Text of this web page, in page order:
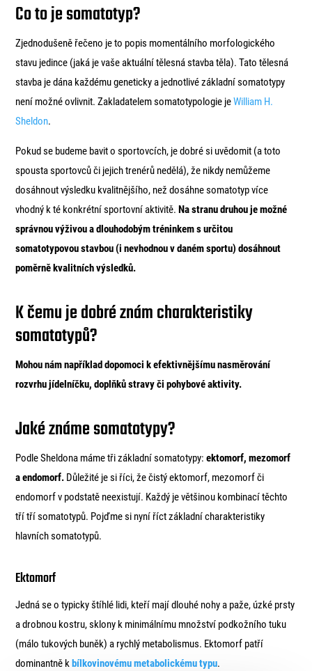
Co to je somatotyp?
Zjednodušeně řečeno je to popis momentálního morfologického
stavu jedince (jaká je vaše aktuální tělesná stavba těla). Tato tělesná
stavba je dána každému geneticky a jednotlivé základní somatotypy
není možné ovlivnit. Zakladatelem somatotypologie jeWilliam H.
Sheldon.
Pokud se budeme bavit o sportovcích, je dobré si uvědomit (a toto
spousta sportovců či jejich trenérů nedělá), že nikdy nemůžeme
dosáhnout výsledku kvalitnějšího, než dosáhne somatotyp více
vhodný k té konkrétní sportovní aktivitě.Na stranu druhou je možné
správnou výživou a dlouhodobým tréninkem s určitou
somatotypovou stavbou (i nevhodnou v daném sportu) dosáhnout
poměrně kvalitních výsledků.
K čemu je dobré znám charakteristiky
somatotypů?
Mohou nám například dopomoci k efektivnějšímu nasměrování
rozvrhu jídelníčku, doplňků stravy či pohybové aktivity.
Jaké známe somatotypy?
Podle Sheldona máme tři základní somatotypy:ektomorf, mezomorf
a endomorf. Důležité je si říci, že čistý ektomorf, mezomorf či
endomorf v podstatě neexistují. Každý je většinou kombinací těchto
tří tří somatotypů. Pojďme si nyní říct základní charakteristiky
hlavních somatotypů.
Ektomorf
Jedná se o typicky štíhlé lidi, kteří mají dlouhé nohy a paže, úzké prsty
a drobnou kostru, sklony k minimálnímu množství podkožního tuku
(málo tukových buněk) a rychlý metabolismus. Ektomorf patří
dominantně kbílkovinovému metabolickému typu.